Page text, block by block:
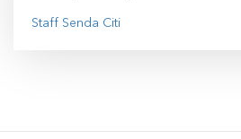
Staff Senda Citi